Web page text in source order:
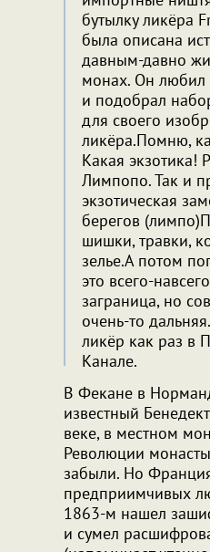
бутылку ликёра
была описана
давным-давно
монах. Он любил
и подобрал
для своего
ликёра.Помню,
Какая экзотика!
Лимпопо. Так и
экзотическая
берегов
шишки, травки,
зелье.А потом
это всего-
заграница, но
очень-то
ликёр как раз в
Канале.
В Фекане в
известный
веке, в местном
Революции
забыли. Но
предприимчивых
1863-м нашел
и сумел